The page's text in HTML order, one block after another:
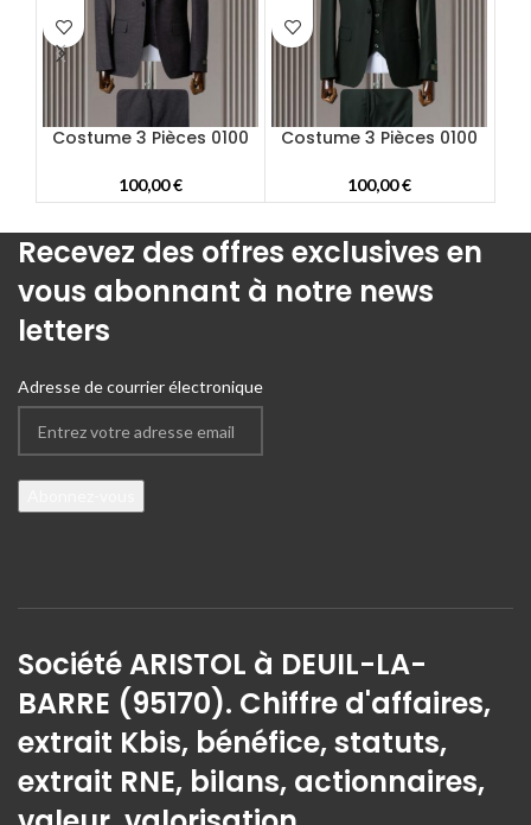
Costume 3 Pièces 0100
100,00€
Costume 3 Pièces 0100
100,00€
Recevez des offres exclusives en
vous abonnant à notre news
letters
Adresse de courrier électronique
Société ARISTOL à DEUIL-LA-
BARRE (95170). Chiffre d'affaires,
extrait Kbis, bénéfice, statuts,
extrait RNE, bilans, actionnaires,